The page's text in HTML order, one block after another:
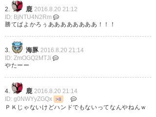
勝てばよかろうなのだーーッ！
………(￣▽￣;)だ！ #antlers
— いのっち (INO_Maverick)
2016, 8月 20
あそこで審判を見てしまうのも
わかるけど、笛が鳴るまでプレ
ーを止めないのは基本中の基本
#antlers
— jaco (Atler1607)
20
2. 鹿 2016.8.20 21:12
ID: BjNTU4N2Rm
勝てばよかろぅああああああああ！！！
3. 海豚 2016.8.20 21:14
ID: ZmOGQ2MTJi
やたーー
4. 鹿 2016.8.20 21:14
ID: g0NWYyZGQx
>8
ＰＫじゃないけどハンドでもないってなんやねんｗ